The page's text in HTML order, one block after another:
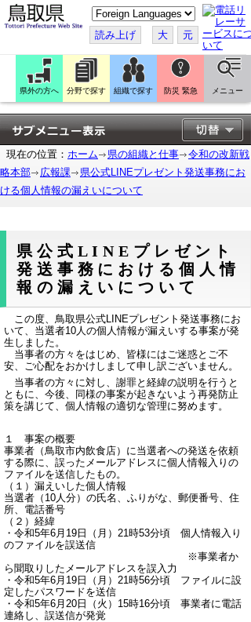
こ
の
ペ
ー
ジ
翻
訳
す
る
読み上げ 大 元
県外の方へ 分野で探す 組織で探す 防災 緊急 メニュー
現在の位置： ホーム 県の組織と仕事
令和の改新戦
略本部
広報課
県公式LINEプレゼント発送事務にお
ける個人情報の漏えいについて
県公式LINEプレゼント
発送事務における個人情
報の漏えいについて
この度、鳥取県公式LINEプレゼント発送事務にお
いて、当選者10人の個人情報が漏えいする事案が発
生しました。
当事者の方々をはじめ、皆様にはご迷惑とご不
安、ご心配をおかけしまして申し訳ございません。
当事者の方々に対し、謝罪と経緯の説明を行うと
ともに、今後、同様の事案が起きないよう再発防止
策を講じて、個人情報の適切な管理に努めます。
１ 事案の概要
事業者（鳥取市内飲食店）に当選者への発送を依頼
する際に、誤ったメールアドレスに個人情報入りの
ファイルを送信したもの。
（１）漏えいした個人情報
当選者（10人分）の氏名、ふりがな、郵便番号、住
所、電話番号
（２）経緯
・令和5年6月19日（月）21時53分頃 個人情報入り
のファイルを誤送信
※事業者か
ら聞取りしたメールアドレスを誤入力
・令和5年6月19日（月）21時56分頃 ファイルに設
定したパスワードを送信
・令和5年6月20日（火）15時16分頃 事業者に電話
連絡し、誤送信が発覚